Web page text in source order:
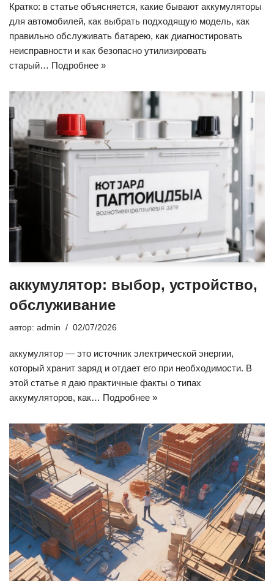
Кратко: в статье объясняется, какие бывают аккумуляторы
для автомобилей, как выбрать подходящую модель, как
правильно обслуживать батарею, как диагностировать
неисправности и как безопасно утилизировать
старый… Подробнее »
аккумулятор: выбор, устройство,
обслуживание
автор: admin 02/07/2026
аккумулятор — это источник электрической энергии,
который хранит заряд и отдает его при необходимости. В
этой статье я даю практичные факты о типах
аккумуляторов, как… Подробнее »